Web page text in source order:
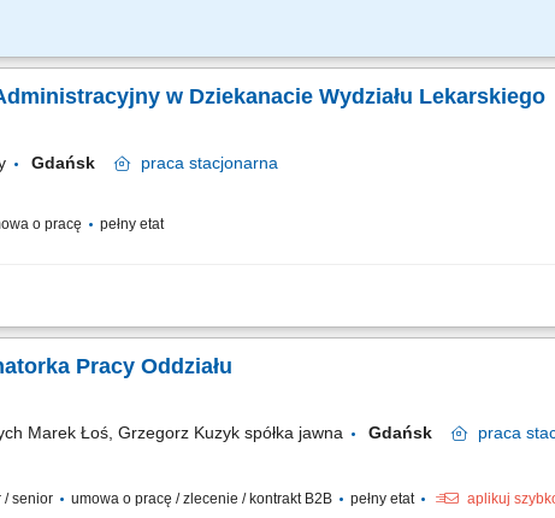
ODPOWIEDZIALNA ZA: udział w pracach związanych z wdrażaniem Ramowej
w Dziekanacie Wydziału Lekarskiego
Gdańsk praca stacjonarna
o pracę pełny etat
kancelaryjno-biurowej władz wydziału. Współpraca z kadry dydaktyczną
Pracy Oddziału
Marek Łoś, Grzegorz Kuzyk spółka jawna Gdańsk praca
/ senior umowa o pracę / zlecenie / kontrakt B2B pełny etat aplikuj